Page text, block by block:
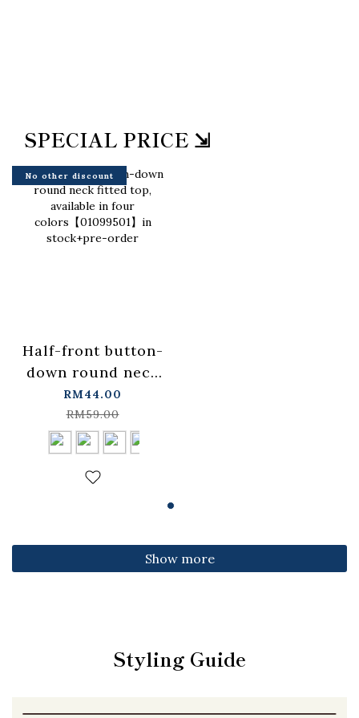
SPECIAL PRICE ⇲
No other discount
Half-front button-
down round neck
fitted top,
available in four
colors【01099501】
in stock+pre-order
RM44.00
RM59.00
Show more
Styling Guide